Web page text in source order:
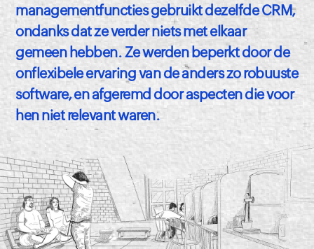
managementfuncties gebruikt dezelfde CRM,
ondanks dat ze verder niets met elkaar
gemeen hebben. Ze werden beperkt door de
onflexibele ervaring van de anders zo robuuste
software, en afgeremd door aspecten die voor
hen niet relevant waren.